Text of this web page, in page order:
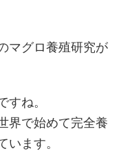
マグロ養殖研究が
ね。
界で始めて完全養
ます。